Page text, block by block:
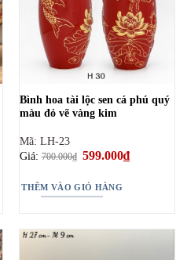
Bình hoa tài lộc sen cá phú quý
màu đỏ vẽ vàng kim
Mã: LH-23
Giá:700.000₫ Giá
700.000₫.
599.000₫Giá
hiện
THÊM VÀO GIỎ HÀNG